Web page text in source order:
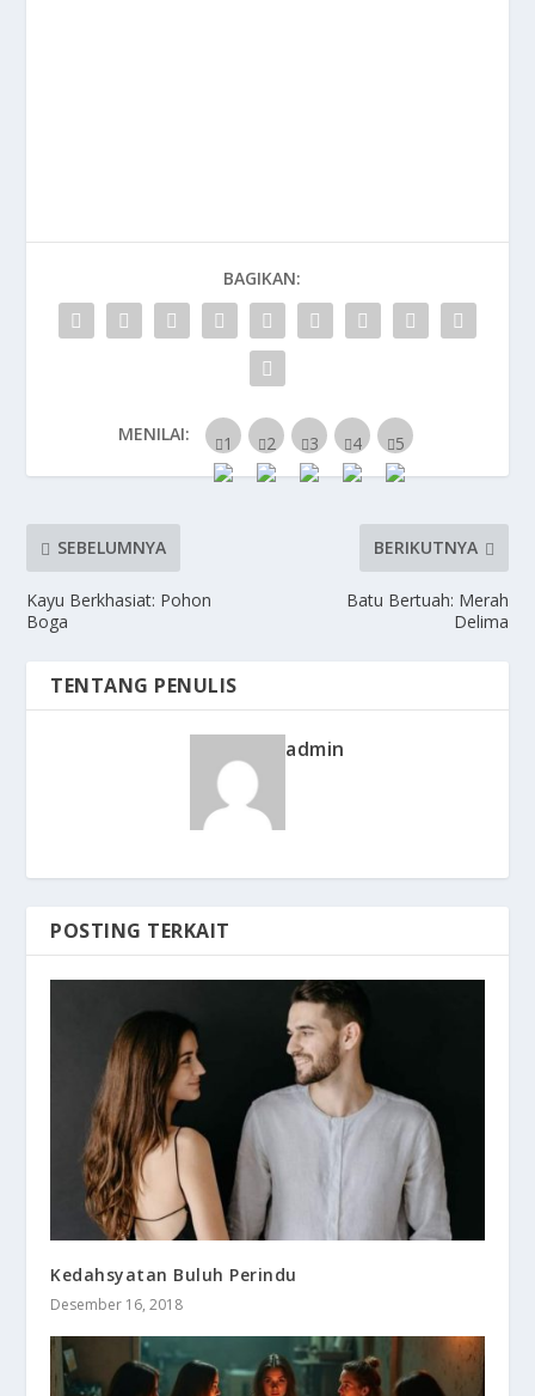
BAGIKAN:
MENILAI:
SEBELUMNYA
Kayu Berkhasiat: Pohon
Boga
BERIKUTNYA
Batu Bertuah: Merah
Delima
TENTANG PENULIS
admin
POSTING TERKAIT
Kedahsyatan Buluh Perindu
Desember 16, 2018